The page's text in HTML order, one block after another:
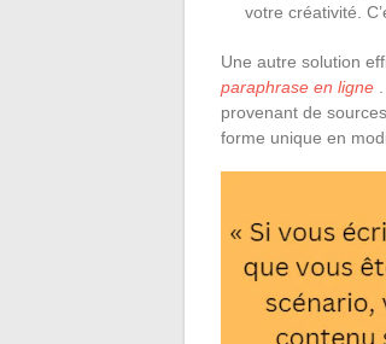
votre créativité.
Une autre solution
paraphrase en ligne
provenant de
forme unique en